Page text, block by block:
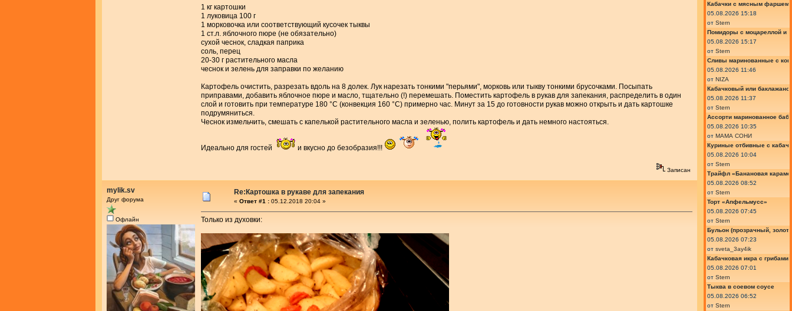
1 кг картошки
1 луковица 100 г
1 морковочка или соответствующий кусочек тыквы
1 ст.л. яблочного пюре (не обязательно)
сухой чеснок, сладкая паприка
соль, перец
20-30 г растительного масла
чеснок и зелень для заправки по желанию
Картофель очистить, разрезать вдоль на 8 долек. Лук нарезать тонкими "перьями", морковь или тыкву тонкими брусочками. Посыпать
приправами, добавить яблочное пюре и масло, тщательно (!) перемешать. Поместить картофель в рукав для запекания, распределить в один
слой и готовить при температуре 180 °С (конвекция 160 °С) примерно час. Минут за 15 до готовности рукав можно открыть и дать картошке
подрумяниться.
Чеснок измельчить, смешать с капелькой растительного масла и зеленью, полить картофель и дать немного настояться.
Идеально для гостей и вкусно до безобразия!!!
Записан
mylik.sv
Друг форума
Офлайн
Re:Картошка в рукаве для запекания
« Ответ #1 : 05.12.2018 20:04 »
Только из духовки:
Кабачки с мясным фаршем
05.08.2026 15:18
от Stern
Помидоры с моцареллой и
05.08.2026 15:17
от Stern
Сливы маринованные с
05.08.2026 11:46
от NIZA
Кабачковый или
05.08.2026 11:37
от Stern
Ассорти маринованное
05.08.2026 10:35
от МАМА СОНИ
Куриные отбивные с
05.08.2026 10:04
от Stern
Трайфл «Банановая
05.08.2026 08:52
от Stern
Торт «Апфельмусс»
05.08.2026 07:45
от Stern
Бульон (прозрачный,
05.08.2026 07:23
от sveta_3ay4ik
Кабачковая икра с грибами
05.08.2026 07:01
от Stern
Тыква в соевом соусе
05.08.2026 06:52
от Stern